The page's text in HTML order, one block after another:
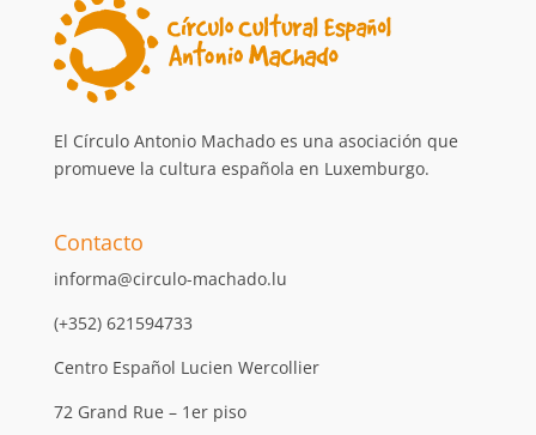
El Círculo Antonio Machado es una asociación que
promueve la cultura española en Luxemburgo.
Contacto
informa@circulo-machado.lu
(+352) 621594733
Centro Español Lucien Wercollier
72 Grand Rue – 1er piso